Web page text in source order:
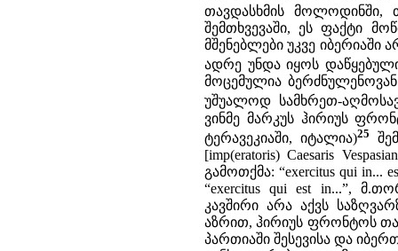
თავდასხმის
შემთხვევაში, ეს ფაქტი
მშენებლები უკვე იბერიაში
ადრე უნდა იყოს
მოცემულია
უშუალოდ სამხრეთ-
ვინმე მარკუს ჰირიუს
ტერავეკიაში, იტალია)25
[imp(eratoris) Caesaris
გამოთქმა: “exercitus qui
“exercitus qui est in...”,
კავშირი არა აქვს
აზრით, ჰირიუს ფრონტოს
პართიაში შესევისა და